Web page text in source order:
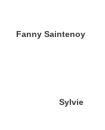
Saintenoy